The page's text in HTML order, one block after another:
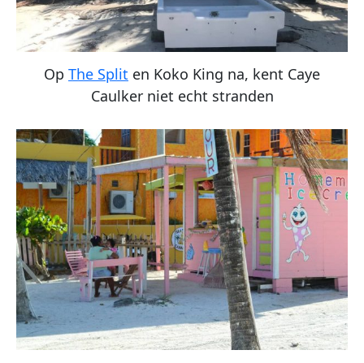
Op The Split en Koko King na, kent Caye
Caulker niet echt stranden